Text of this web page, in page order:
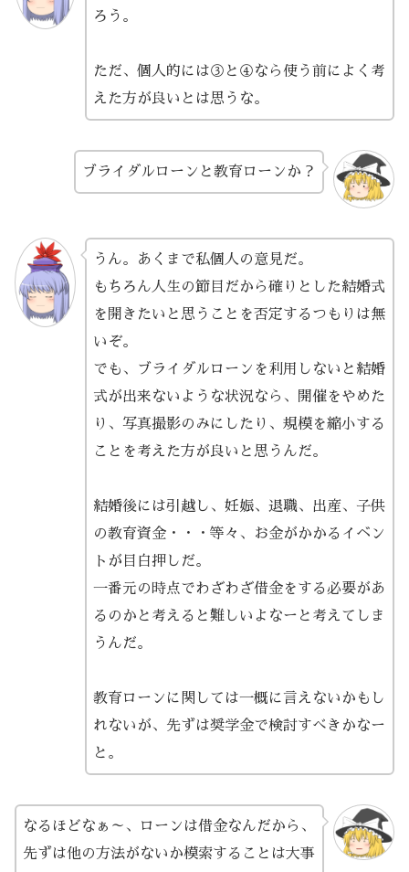
ろう。
ただ、個人的には③と④なら使う前によく考
えた方が良いとは思うな。
ブライダルローンと教育ローンか？
うん。あくまで私個人の意見だ。
もちろん人生の節目だから確りとした結婚式
を開きたいと思うことを否定するつもりは無
いぞ。
でも、ブライダルローンを利用しないと結婚
式が出来ないような状況なら、開催をやめた
り、写真撮影のみにしたり、規模を縮小する
ことを考えた方が良いと思うんだ。
結婚後には引越し、妊娠、退職、出産、子供
の教育資金・・・等々、お金がかかるイベン
トが目白押しだ。
一番元の時点でわざわざ借金をする必要があ
るのかと考えると難しいよなーと考えてしま
うんだ。
教育ローンに関しては一概に言えないかもし
れないが、先ずは奨学金で検討すべきかなー
と。
なるほどなぁ～、ローンは借金なんだから、
先ずは他の方法がないか模索することは大事